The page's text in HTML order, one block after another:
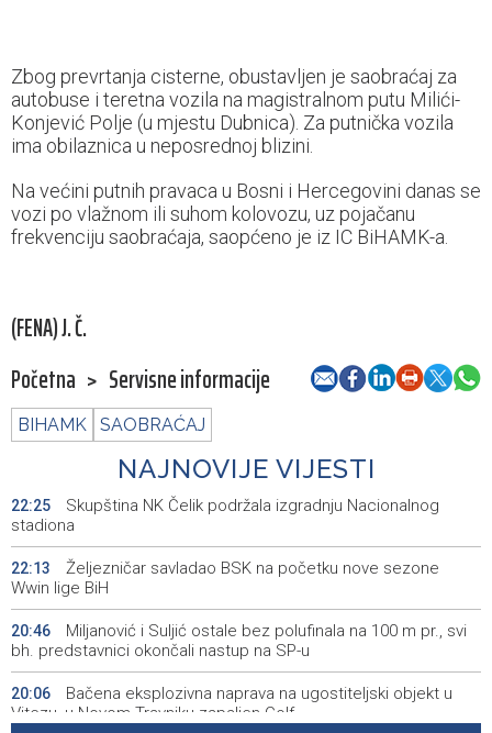
Zbog prevrtanja cisterne, obustavljen je saobraćaj za
autobuse i teretna vozila na magistralnom putu Milići-
Konjević Polje (u mjestu Dubnica). Za putnička vozila
ima obilaznica u neposrednoj blizini.
Na većini putnih pravaca u Bosni i Hercegovini danas se
vozi po vlažnom ili suhom kolovozu, uz pojačanu
frekvenciju saobraćaja, saopćeno je iz IC BiHAMK-a.
(FENA) J. Č.
Početna > Servisne informacije
BIHAMK SAOBRAĆAJ
NAJNOVIJE VIJESTI
22:25
Skupština NK Čelik podržala izgradnju Nacionalnog
stadiona
22:13
Željezničar savladao BSK na početku nove sezone
Wwin lige BiH
20:46
Miljanović i Suljić ostale bez polufinala na 100 m pr., svi
bh. predstavnici okončali nastup na SP-u
20:06
Bačena eksplozivna naprava na ugostiteljski objekt u
Vitezu, u Novom Travniku zapaljen Golf